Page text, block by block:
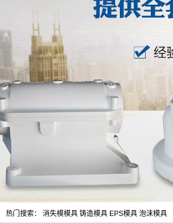
热门搜索： 消失模模具 铸造模具 EPS模具 泡沫模具